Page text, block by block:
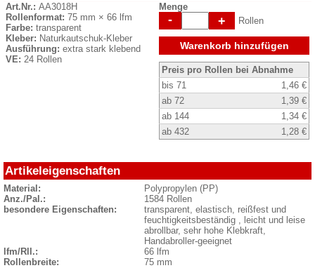
Art.Nr.: AA3018H
Rollenformat: 75 mm × 66 lfm
Farbe: transparent
Kleber: Naturkautschuk-Kleber
Ausführung: extra stark klebend
VE: 24 Rollen
Menge
- + Rollen
Warenkorb hinzufügen
Preis pro Rollen bei Abnahme
bis 71
1,46 €
ab 72
1,39 €
ab 144
1,34 €
ab 432
1,28 €
Artikeleigenschaften
Material:
Polypropylen (PP)
Anz./Pal.:
1584 Rollen
besondere Eigenschaften:
transparent, elastisch, reißfest und
feuchtigkeitsbeständig , leicht und leise
abrollbar, sehr hohe Klebkraft,
Handabroller-geeignet
lfm/Rll.:
66 lfm
Rollenbreite:
75 mm